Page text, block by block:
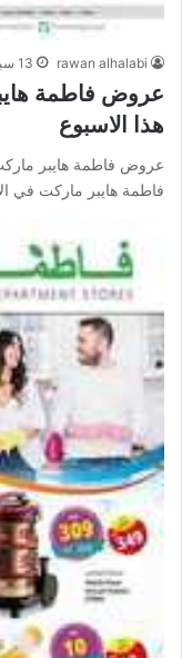
rawan alhalabi 13 سبتمبر,2018
عروض فاطمة
هذا الاسبوع
عروض فاطمة هايبر
فاطمة هايبر ماركت في